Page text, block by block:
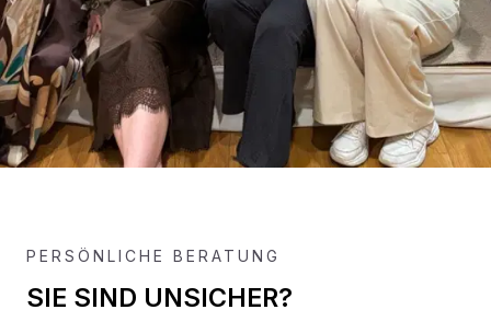
PERSÖNLICHE BERATUNG
SIE SIND UNSICHER?